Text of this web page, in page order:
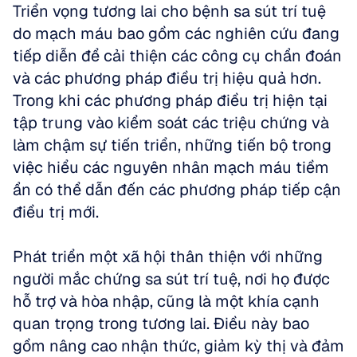
Triển vọng tương lai cho bệnh sa sút trí tuệ
do mạch máu bao gồm các nghiên cứu đang
tiếp diễn để cải thiện các công cụ chẩn đoán
và các phương pháp điều trị hiệu quả hơn.
Trong khi các phương pháp điều trị hiện tại
tập trung vào kiểm soát các triệu chứng và
làm chậm sự tiến triển, những tiến bộ trong
việc hiểu các nguyên nhân mạch máu tiềm
ẩn có thể dẫn đến các phương pháp tiếp cận
điều trị mới.
Phát triển một xã hội thân thiện với những
người mắc chứng sa sút trí tuệ, nơi họ được
hỗ trợ và hòa nhập, cũng là một khía cạnh
quan trọng trong tương lai. Điều này bao
gồm nâng cao nhận thức, giảm kỳ thị và đảm